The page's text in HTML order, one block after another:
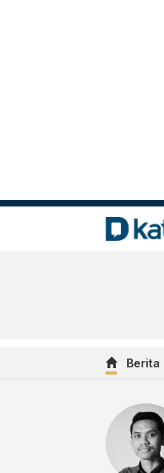
Berita
Dzulfiqar